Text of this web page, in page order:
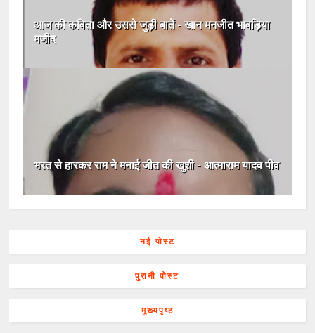
आज की कविता और उससे जुड़ी बातें - खान मनजीत भावड़िया
मजीद
भरत से हारकर राम ने मनाई जीत की खुशी - आत्माराम यादव पीव
नई पोस्ट
पुरानी पोस्ट
मुख्यपृष्ठ